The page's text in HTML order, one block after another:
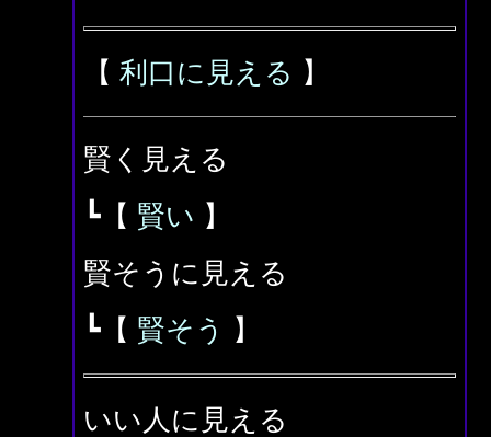
【 利口に見える 】
賢く見える
┗【 賢い 】
賢そうに見える
┗【 賢そう 】
いい人に見える